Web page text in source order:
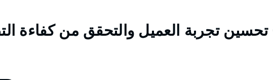
تحسين تجربة العميل والتحقق من كفاءة